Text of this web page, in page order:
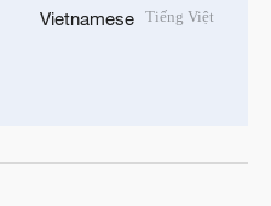
Vietnamese Tiếng Việt